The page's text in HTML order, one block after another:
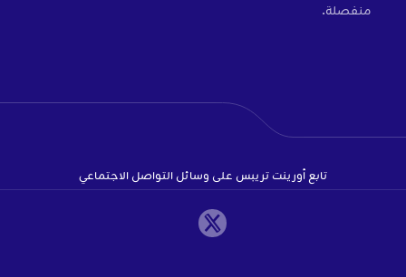
منفصلة.
تابع أورينت تريبس على وسائل التواصل الاجتماعي